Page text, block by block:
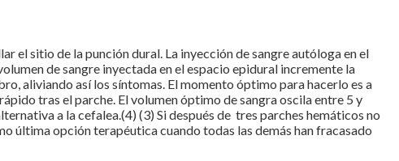
el sitio de la punción dural. La inyección de sangre autóloga en el
de sangre inyectada en el espacio epidural incremente la
aliviando así los síntomas. El momento óptimo para hacerlo es a
tras el parche. El volumen óptimo de sangra oscila entre 5 y
a la cefalea.(4) (3) Si después de tres parches hemáticos no
última opción terapéutica cuando todas las demás han fracasado